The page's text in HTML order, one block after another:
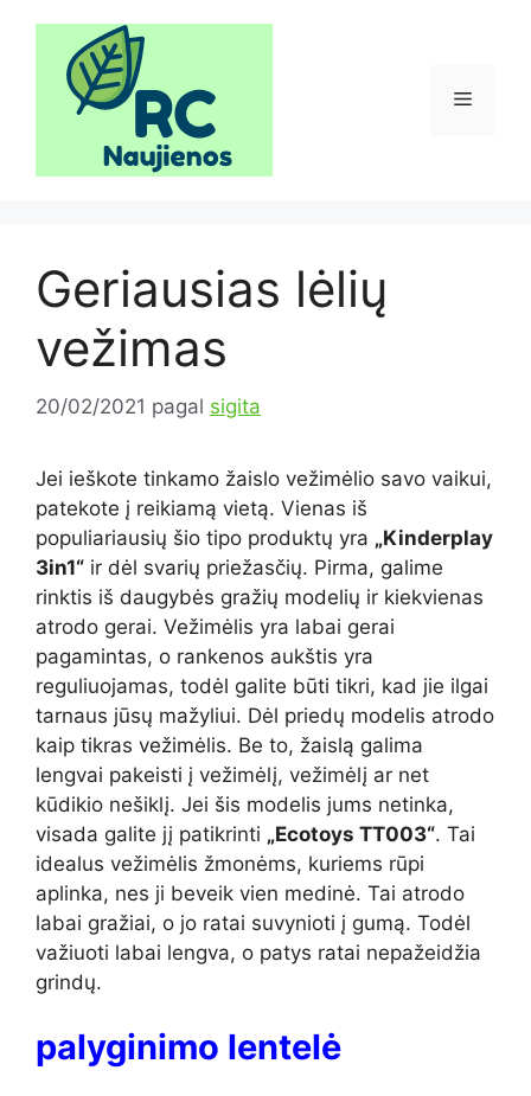
Meniu
Geriausias lėlių
vežimas
20/02/2021 pagal sigita
Jei ieškote tinkamo žaislo vežimėlio savo vaikui,
patekote į reikiamą vietą. Vienas iš
populiariausių šio tipo produktų yra „Kinderplay
3in1“ ir dėl svarių priežasčių. Pirma, galime
rinktis iš daugybės gražių modelių ir kiekvienas
atrodo gerai. Vežimėlis yra labai gerai
pagamintas, o rankenos aukštis yra
reguliuojamas, todėl galite būti tikri, kad jie ilgai
tarnaus jūsų mažyliui. Dėl priedų modelis atrodo
kaip tikras vežimėlis. Be to, žaislą galima
lengvai pakeisti į vežimėlį, vežimėlį ar net
kūdikio nešiklį. Jei šis modelis jums netinka,
visada galite jį patikrinti „Ecotoys TT003“. Tai
idealus vežimėlis žmonėms, kuriems rūpi
aplinka, nes ji beveik vien medinė. Tai atrodo
labai gražiai, o jo ratai suvynioti į gumą. Todėl
važiuoti labai lengva, o patys ratai nepažeidžia
grindų.
palyginimo lentelė